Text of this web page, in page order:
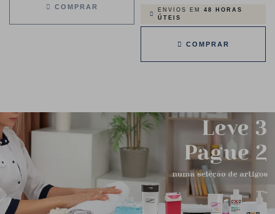
COMPRAR ENVIOS EM 48 HORAS
ÚTEIS
COMPRAR